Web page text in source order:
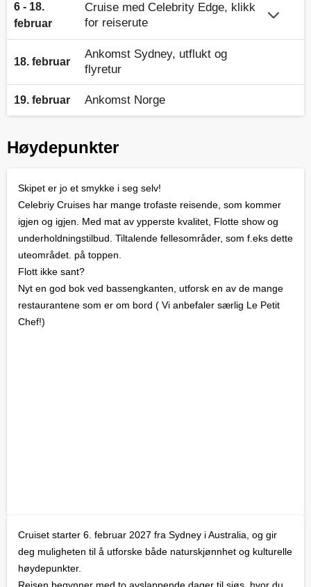
6 - 18.
februar
Cruise med Celebrity Edge, klikk
for reiserute
18. februar
Ankomst Sydney, utflukt og
flyretur
19. februar Ankomst Norge
Høydepunkter
Skipet er jo et smykke i seg selv!
Celebriy Cruises har mange trofaste reisende, som kommer
igjen og igjen. Med mat av ypperste kvalitet, Flotte show og
underholdningstilbud. Tiltalende fellesområder, som f.eks dette
uteområdet. på toppen.
Flott ikke sant?
Nyt en god bok ved bassengkanten, utforsk en av de mange
restaurantene som er om bord ( Vi anbefaler særlig Le Petit
Chef!)
Cruiset starter 6. februar 2027 fra Sydney i Australia, og gir
deg muligheten til å utforske både naturskjønnhet og kulturelle
høydepunkter.
Reisen begynner med to avslappende dager til sjøs, hvor du